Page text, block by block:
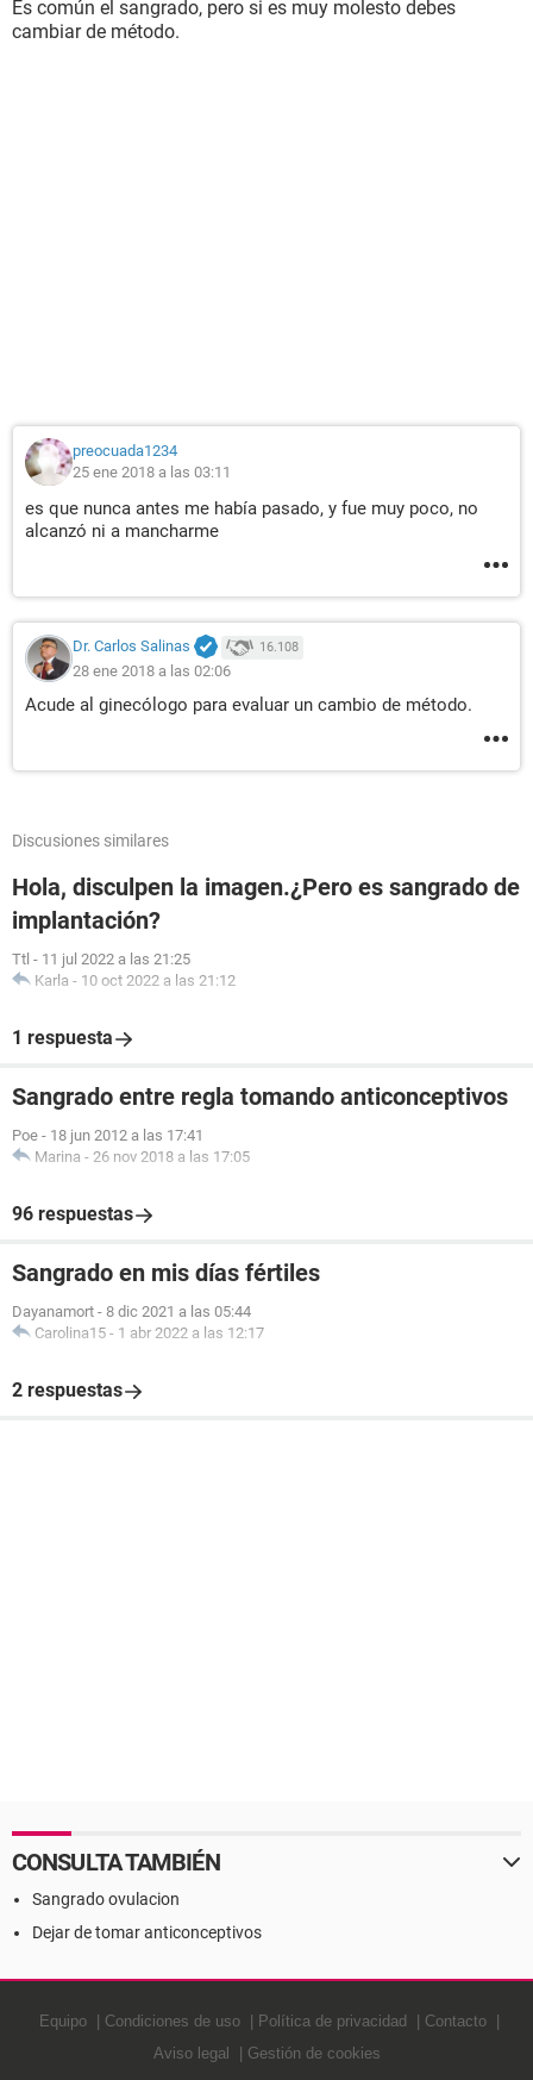
Es común el sangrado, pero si es muy molesto debes
cambiar de método.
preocuada1234
25 ene 2018 a las 03:11
es que nunca antes me había pasado, y fue muy poco, no
alcanzó ni a mancharme
Dr. Carlos Salinas 16.108
28 ene 2018 a las 02:06
Acude al ginecólogo para evaluar un cambio de método.
Discusiones similares
Hola, disculpen la imagen.¿Pero es sangrado de
implantación?
Ttl - 11 jul 2022 a las 21:25
Karla - 10 oct 2022 a las 21:12
1 respuesta
Sangrado entre regla tomando anticonceptivos
Poe - 18 jun 2012 a las 17:41
Marina - 26 nov 2018 a las 17:05
96 respuestas
Sangrado en mis días fértiles
Dayanamort - 8 dic 2021 a las 05:44
Carolina15 - 1 abr 2022 a las 12:17
2 respuestas
CONSULTA TAMBIÉN
Sangrado ovulacion
Dejar de tomar anticonceptivos
Equipo Condiciones de uso Política de privacidad
Contacto
Aviso legal
Gestión de cookies